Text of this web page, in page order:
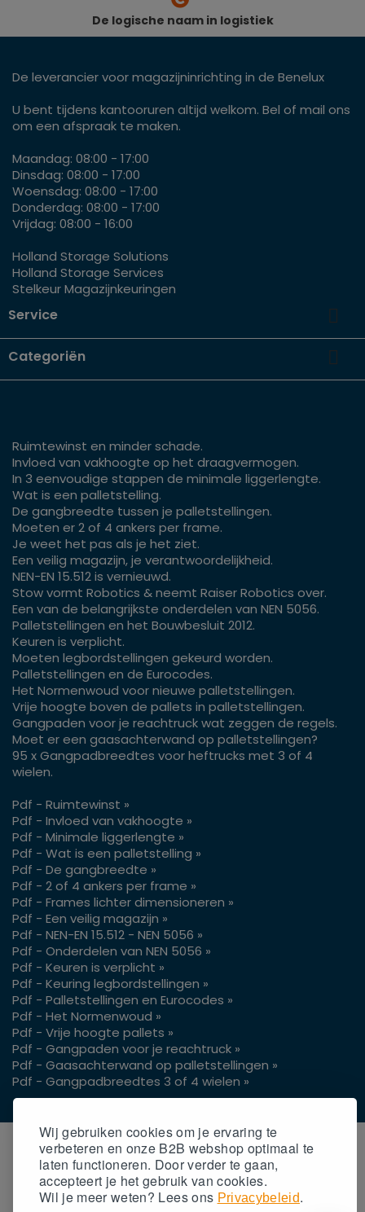
Wij gebruiken cookies om je ervaring te
verbeteren en onze B2B webshop optimaal te
laten functioneren. Door verder te gaan,
accepteert je het gebruik van cookies.
Wil je meer weten? Lees ons Privacybeleid.
De logische naam in logistiek
De leverancier voor magazijninrichting in de Benelux
U bent tijdens kantooruren altijd welkom. Bel of mail ons
om een afspraak te maken.
Maandag: 08:00 - 17:00
Dinsdag: 08:00 - 17:00
Woensdag: 08:00 - 17:00
Donderdag: 08:00 - 17:00
Vrijdag: 08:00 - 16:00
Holland Storage Solutions
Holland Storage Services
Stelkeur Magazijnkeuringen
Service 
Categoriën 
Ruimtewinst en minder schade.
Invloed van vakhoogte op het draagvermogen.
In 3 eenvoudige stappen de minimale liggerlengte.
Wat is een palletstelling.
De gangbreedte tussen je palletstellingen.
Moeten er 2 of 4 ankers per frame.
Je weet het pas als je het ziet.
Een veilig magazijn, je verantwoordelijkheid.
NEN-EN 15.512 is vernieuwd.
Stow vormt Robotics & neemt Raiser Robotics over.
Een van de belangrijkste onderdelen van NEN 5056.
Palletstellingen en het Bouwbesluit 2012.
Keuren is verplicht.
Moeten legbordstellingen gekeurd worden.
Palletstellingen en de Eurocodes.
Het Normenwoud voor nieuwe palletstellingen.
Vrije hoogte boven de pallets in palletstellingen.
Gangpaden voor je reachtruck wat zeggen de regels.
Moet er een gaasachterwand op palletstellingen?
95 x Gangpadbreedtes voor heftrucks met 3 of 4
wielen.
Pdf - Ruimtewinst »
Pdf - Invloed van vakhoogte »
Pdf - Minimale liggerlengte »
Pdf - Wat is een palletstelling »
Pdf - De gangbreedte »
Pdf - 2 of 4 ankers per frame »
Pdf - Frames lichter dimensioneren »
Pdf - Een veilig magazijn »
Pdf - NEN-EN 15.512 - NEN 5056 »
Pdf - Onderdelen van NEN 5056 »
Pdf - Keuren is verplicht »
Pdf - Keuring legbordstellingen »
Pdf - Palletstellingen en Eurocodes »
Pdf - Het Normenwoud »
Pdf - Vrije hoogte pallets »
Pdf - Gangpaden voor je reachtruck »
Pdf - Gaasachterwand op palletstellingen »
Pdf - Gangpadbreedtes 3 of 4 wielen »